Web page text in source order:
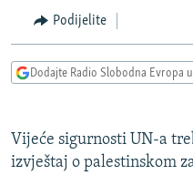
Pređite
na
pretragu
VIZUELNO
RAT U UKRAJINI
RSE PRIČE IZ SVIJETA
Podijelite
Dodajte Radio Slobodna Evropa
Vijeće sigurnosti UN-a
izvještaj o palestinskom